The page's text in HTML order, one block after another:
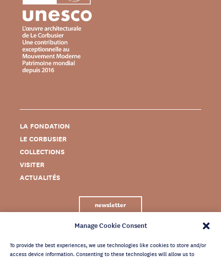
Manage Cookie Consent
To provide the best experiences, we use technologies like cookies to store and/or
access device information. Consenting to these technologies will allow us to
LA FONDATION
LE CORBUSIER
COLLECTIONS
VISITER
ACTUALITÉS
newsletter